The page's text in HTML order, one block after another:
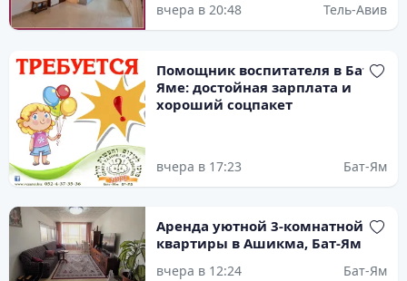
вчера в 20:48 Тель-Авив
Помощник воспитателя в Бат-
Яме: достойная зарплата и
хороший соцпакет
вчера в 17:23 Бат-Ям
Аренда уютной 3-комнатной
квартиры в Ашикма, Бат-Ям
вчера в 12:24 Бат-Ям